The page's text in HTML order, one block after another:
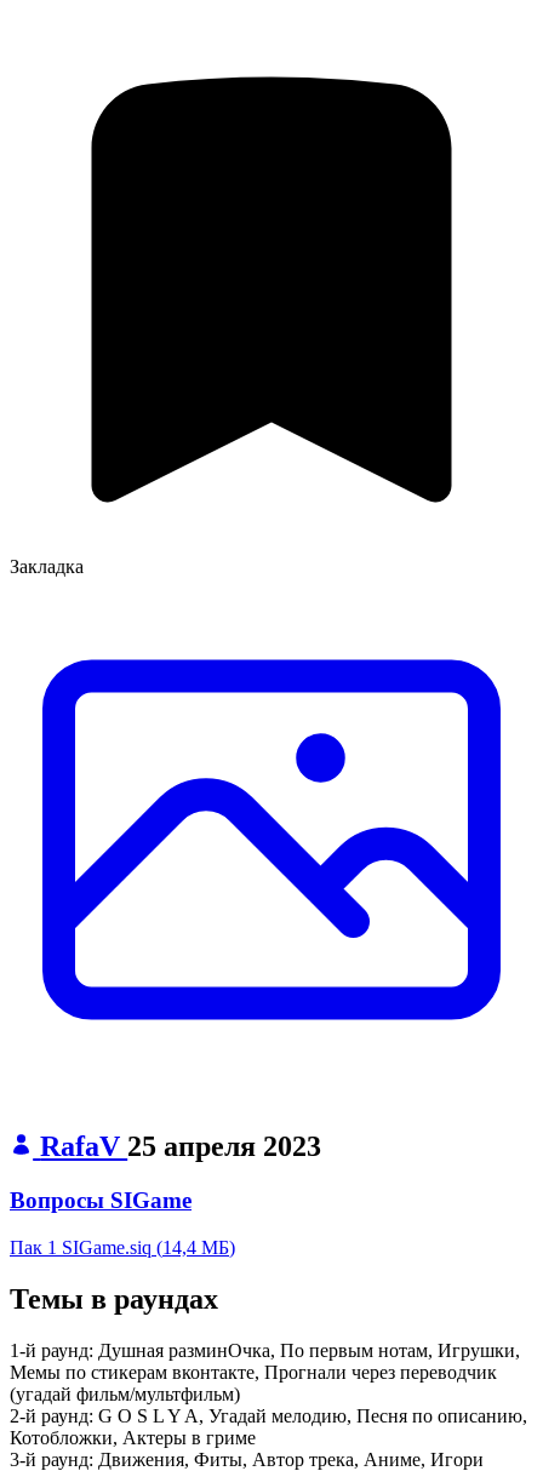
Закладка
RafaV 25 апреля 2023
Вопросы SIGame
Пак 1 SIGame.siq (14,4 МБ)
Темы в раундах
1-й раунд: Душная разминОчка, По первым нотам, Игрушки,
Мемы по стикерам вконтакте, Прогнали через переводчик
(угадай фильм/мультфильм)
2-й раунд: G O S L Y A, Угадай мелодию, Песня по описанию,
Котобложки, Актеры в гриме
3-й раунд: Движения, Фиты, Автор трека, Аниме, Игори